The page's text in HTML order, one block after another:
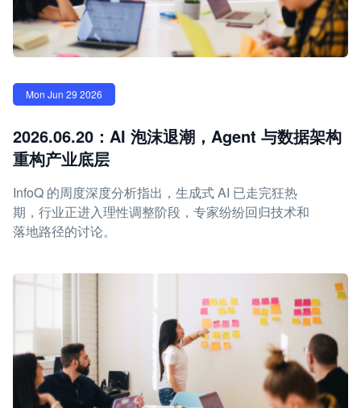
Mon Jun 29 2026
2026.06.20：AI 泡沫退潮，Agent 与数据架构
重构产业底层
InfoQ 的周度深度分析指出，生成式 AI 已走完狂热
期，行业正进入理性调整阶段，专家纷纷回归技术和
落地路径的讨论。